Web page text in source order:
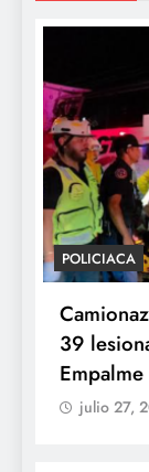
POLICIACA
39
Empalme
julio 27,